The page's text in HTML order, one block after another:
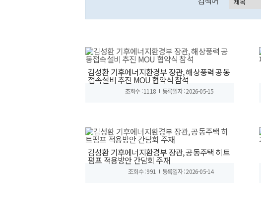
김성환 기후에너지환경부 장관, 해상풍력 공동
접속설비 추진 MOU 협약식 참석
조회수 : 1118 등록일자 : 2026-05-15
김성환 기후에너지환경부 장관, 공동주택 히트
펌프 적용방안 간담회 주재
조회수 : 991 등록일자 : 2026-05-14